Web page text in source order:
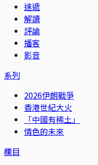
速遞
解讀
評論
播客
影音
系列
2026伊朗戰爭
香港世紀大火
「中國有稀土」
情色的未來
欄目